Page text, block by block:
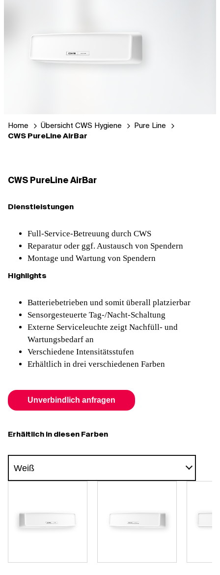
Home Übersicht CWS Hygiene
Pure Line
CWS PureLine AirBar
CWS PureLine AirBar
Dienstleistungen
Full-Service-Betreuung durch CWS
Reparatur oder ggf. Austausch von Spendern
Montage und Wartung von Spendern
Highlights
Batteriebetrieben und somit überall platzierbar
Sensorgesteuerte Tag-/Nacht-Schaltung
Externe Serviceleuchte zeigt Nachfüll- und
Wartungsbedarf an
Verschiedene Intensitätsstufen
Erhältlich in drei verschiedenen Farben
Unverbindlich anfragen
Erhältlich in diesen Farben